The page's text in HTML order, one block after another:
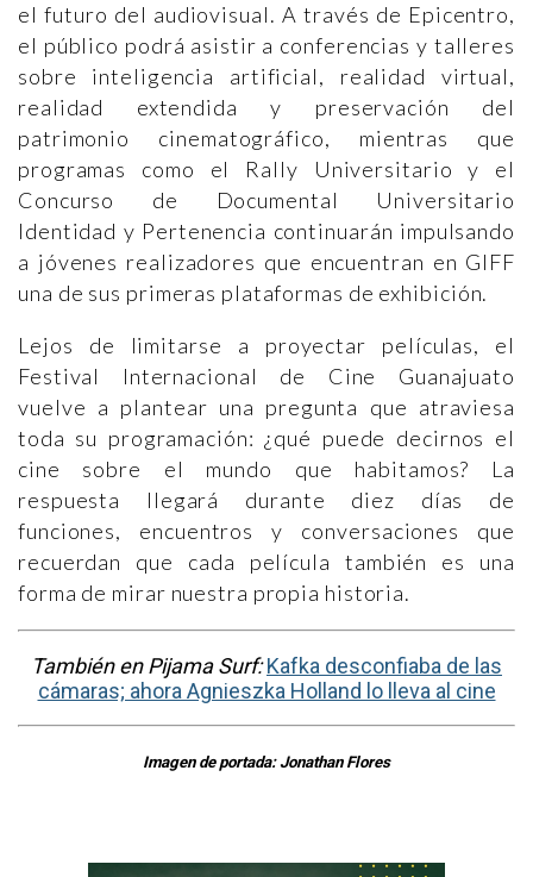
el futuro del audiovisual. A través de Epicentro,
el público podrá asistir a conferencias y talleres
sobre inteligencia artificial, realidad virtual,
realidad extendida y preservación del
patrimonio cinematográfico, mientras que
programas como el Rally Universitario y el
Concurso de Documental Universitario
Identidad y Pertenencia continuarán impulsando
a jóvenes realizadores que encuentran en GIFF
una de sus primeras plataformas de exhibición.
Lejos de limitarse a proyectar películas, el
Festival Internacional de Cine Guanajuato
vuelve a plantear una pregunta que atraviesa
toda su programación: ¿qué puede decirnos el
cine sobre el mundo que habitamos? La
respuesta llegará durante diez días de
funciones, encuentros y conversaciones que
recuerdan que cada película también es una
forma de mirar nuestra propia historia.
También en Pijama Surf:Kafka desconfiaba de las
cámaras; ahora Agnieszka Holland lo lleva al cine
Imagen de portada: Jonathan Flores